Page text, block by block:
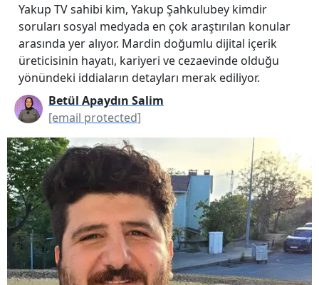
Yakup TV sahibi kim, Yakup Şahkulubey kimdir
soruları sosyal medyada en çok araştırılan konular
arasında yer alıyor. Mardin doğumlu dijital içerik
üreticisinin hayatı, kariyeri ve cezaevinde olduğu
yönündeki iddiaların detayları merak ediliyor.
Betül Apaydın Salim
[email protected]